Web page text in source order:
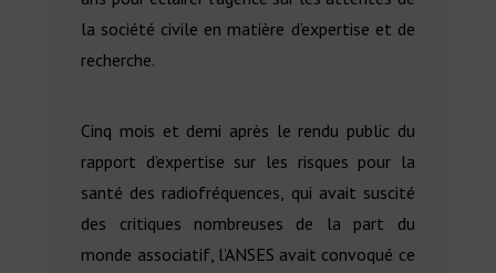
la société civile en matière d’expertise et de
recherche.
Cinq mois et demi après le rendu public du
rapport d’expertise sur les risques pour la
santé des radiofréquences, qui avait suscité
des critiques nombreuses de la part du
monde associatif, l’ANSES avait convoqué ce